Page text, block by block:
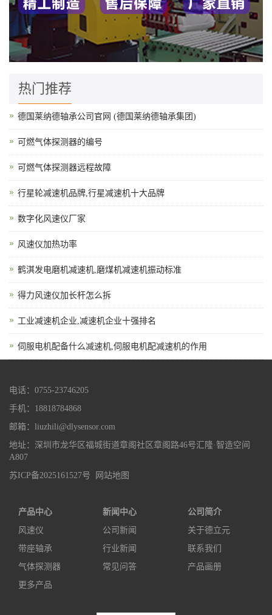
热门推荐
德国莱纳德轴承公司官网 (德国莱纳德轴承集团)
可燃气体探测器的编号
可燃气体探测器远程故障
行星轮减速机品牌,行星减速机十大品牌
数字化风速仪厂家
风速仪加热功率
鹤淇发电磨机减速机,磨煤机减速机振动标准
得力风速仪加长杆怎么拆
工业减速机企业,减速机企业十强排名
伺服电机配备什么减速机,伺服电机配减速机的作用
电话：0755-23746205
手机：18818784868
邮箱：liuzhili@dlysensor.com
地址：深圳市龙华区福城街道章阁社区章阁路46号汇隆·智造空间
A807
苏ICP备2025161527号
网站地图
产品中心
风速仪
带座轴承
气体探测器
更多产品
新闻中心
公司新闻
行业新闻
常见问答
公司简介
关于德立元
联系我们
产品画册